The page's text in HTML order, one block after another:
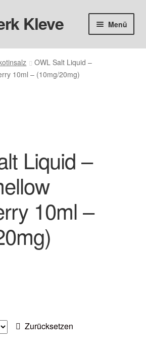
Kleve Menü
OWL Salt Liquid –
10ml – (10mg/20mg)
Liquid –
10ml –
Zurücksetzen